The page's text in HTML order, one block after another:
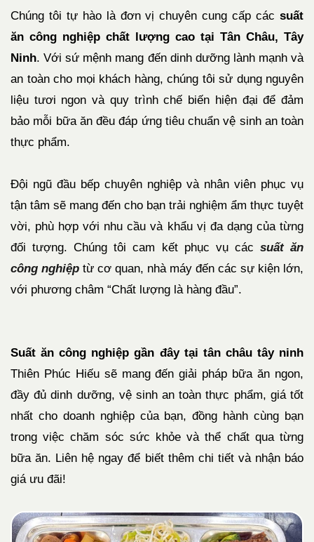
Chúng tôi tự hào là đơn vị chuyên cung cấp các suất
ăn công nghiệp chất lượng cao tại Tân Châu, Tây
Ninh. Với sứ mệnh mang đến dinh dưỡng lành mạnh và
an toàn cho mọi khách hàng, chúng tôi sử dụng nguyên
liệu tươi ngon và quy trình chế biến hiện đại để đảm
bảo mỗi bữa ăn đều đáp ứng tiêu chuẩn vệ sinh an toàn
thực phẩm.
Đội ngũ đầu bếp chuyên nghiệp và nhân viên phục vụ
tận tâm sẽ mang đến cho bạn trải nghiệm ẩm thực tuyệt
vời, phù hợp với nhu cầu và khẩu vị đa dạng của từng
đối tượng. Chúng tôi cam kết phục vụ các suất ăn
công nghiệp từ cơ quan, nhà máy đến các sự kiện lớn,
với phương châm “Chất lượng là hàng đầu”.
Suất ăn công nghiệp gần đây tại tân châu tây ninh
Thiên Phúc Hiếu sẽ mang đến giải pháp bữa ăn ngon,
đầy đủ dinh dưỡng, vệ sinh an toàn thực phẩm, giá tốt
nhất cho doanh nghiệp của bạn, đồng hành cùng bạn
trong việc chăm sóc sức khỏe và thể chất qua từng
bữa ăn. Liên hệ ngay để biết thêm chi tiết và nhận báo
giá ưu đãi!